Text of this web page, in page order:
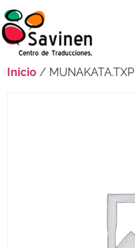
Inicio / MUNAKATA.TXP